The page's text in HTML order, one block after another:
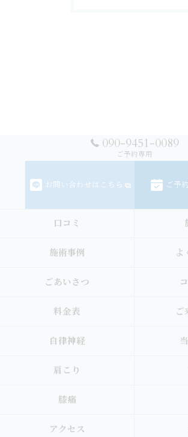
090-9451-0089
ご予約専用
お問い合わせはこちら ご予
口コミ
施術事例 よ
ごあいさつ
料金表 ご
自律神経
肩こり
膝痛
アクセス